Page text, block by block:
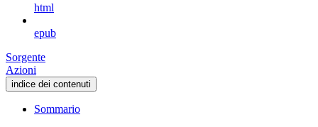
html
epub
Sorgente
Azioni
indice dei contenuti
Sommario